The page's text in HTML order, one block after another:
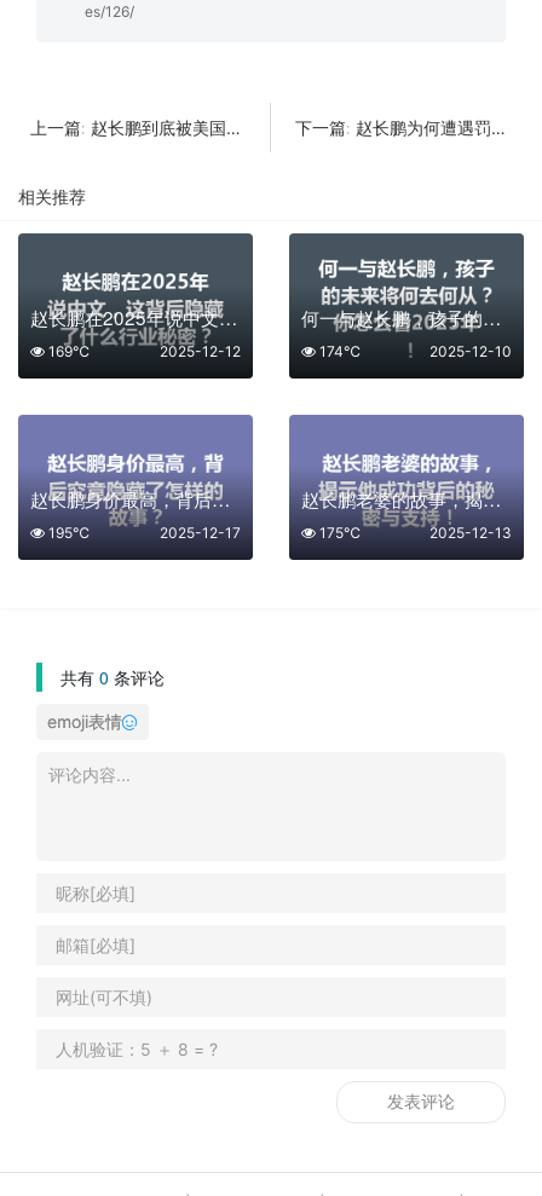
es/126/
上一篇: 赵长鹏到底被美国罚款了多少？内幕曝光真相让人震惊！ 下一篇: 赵长鹏为何遭遇罚款？背后真相让你意想不到！
相关推荐
赵长鹏在2025年说中文，这背后隐藏了什么行业秘密？
2025-12-12
169℃
何一与赵长鹏，孩子的未来将何去何从？你怎么看2025年！
2025-12-10
174℃
赵长鹏身价最高，背后究竟隐藏了怎样的故事？
2025-12-17
195℃
赵长鹏老婆的故事，揭示他成功背后的秘密与支持！
2025-12-13
175℃
共有 0 条评论
emoji表情